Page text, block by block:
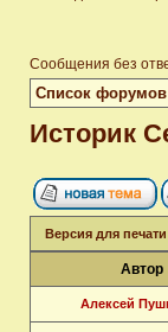
Сообщения без
Список форумов
Историк
Версия для печати
Автор
Алексей